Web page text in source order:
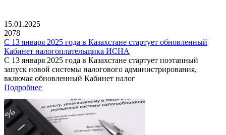
15.01.2025
2078
С 13 января 2025 года в Казахстане стартует обновленный
Кабинет налогоплательщика ИСНА
С 13 января 2025 года в Казахстане стартует поэтапный
запуск новой системы налогового администрирования,
включая обновленный Кабинет налог
Подробнее